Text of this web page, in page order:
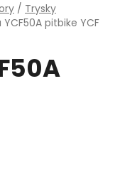
/ Trysky
pitbike YCF